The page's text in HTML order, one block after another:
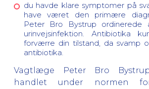
du havde klare symptomer på
have været den primære
Peter Bro Bystrup ordinerede
urinvejsinfektion. Antibiotika
forværre din tilstand, da svamp
antibiotika.
Vagtlæge Peter Bro
handlet under normen